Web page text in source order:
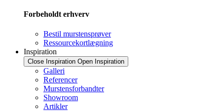
Forbeholdt erhverv
Bestil murstensprøver
Ressourcekortlægning
Inspiration
Close Inspiration Open Inspiration
Galleri
Referencer
Murstensforbandter
Showroom
Artikler